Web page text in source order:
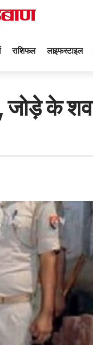
राशिफल लाइफस्टाइल
के